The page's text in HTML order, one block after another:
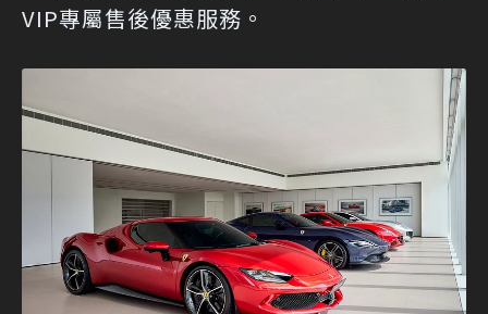
VIP專屬售後優惠服務。